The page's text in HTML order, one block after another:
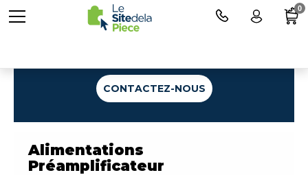
CONTACTEZ-NOUS
Alimentations
Préamplificateur
0